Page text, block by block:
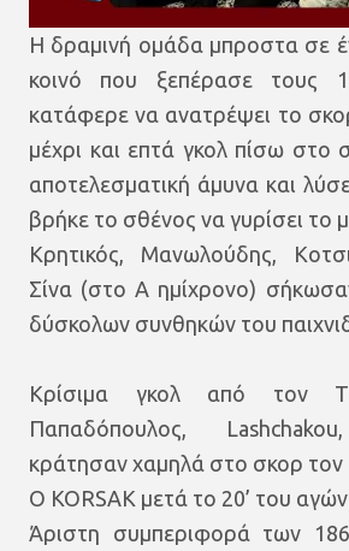
Η δραμινή ομάδα μπροστα σε
κοινό που ξεπέρασε τους
κατάφερε να ανατρέψει το
μέχρι και επτά γκολ πίσω
αποτελεσματική άμυνα και
βρήκε το σθένος να γυρίσει το
Κρητικός, Μανωλούδης,
Σίνα (στο Α ημίχρονο)
δύσκολων συνθηκών του
Κρίσιμα γκολ από τον
Παπαδόπουλος,
κράτησαν χαμηλά στο σκορ
Ο KORSAK μετά το 20’ του
Άριστη συμπεριφορά των